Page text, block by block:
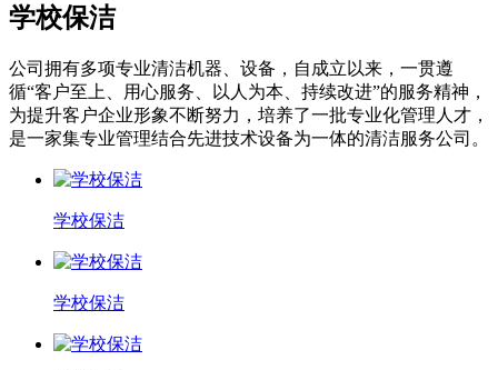
学校保洁
公司拥有多项专业清洁机器、设备，自成立以来，一贯遵
循“客户至上、用心服务、以人为本、持续改进”的服务精神，
为提升客户企业形象不断努力，培养了一批专业化管理人才，
是一家集专业管理结合先进技术设备为一体的清洁服务公司。
学校保洁
学校保洁